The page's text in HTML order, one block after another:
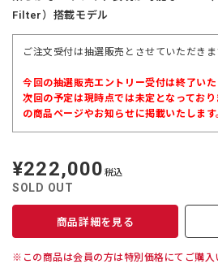
Filter）搭載モデル
ご注文受付は抽選販売とさせていただきま
今回の抽選販売エントリー受付は終了いた
次回の予定は現時点では未定となってお
の商品ページやお知らせに掲載いたします
定
価
¥222,000 税込
SOLD OUT
商品詳細を見る
※この商品は会員の方は特別価格にてご購入